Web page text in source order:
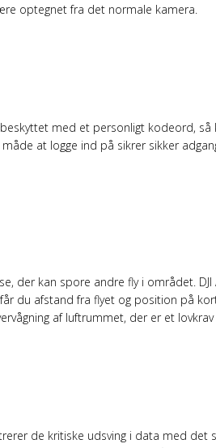
optegnet fra det normale kamera.
med et personligt kodeord,
at logge ind på sikrer sikker
der kan spore andre fly i området.
du afstand fra flyet og position på
af luftrummet, der er et
de kritiske udsving i data med